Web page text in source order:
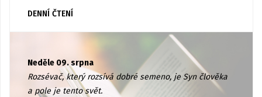
DENNÍ ČTENÍ
Neděle 09. srpna
Rozsévač, který rozsívá dobré semeno, je Syn člověka
a pole je tento svět.